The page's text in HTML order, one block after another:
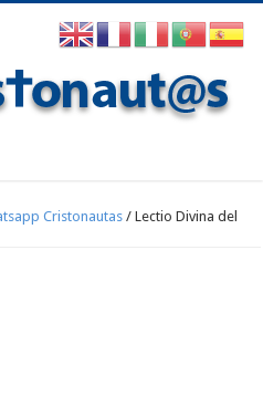
Cristonautas / Lectio Divina del